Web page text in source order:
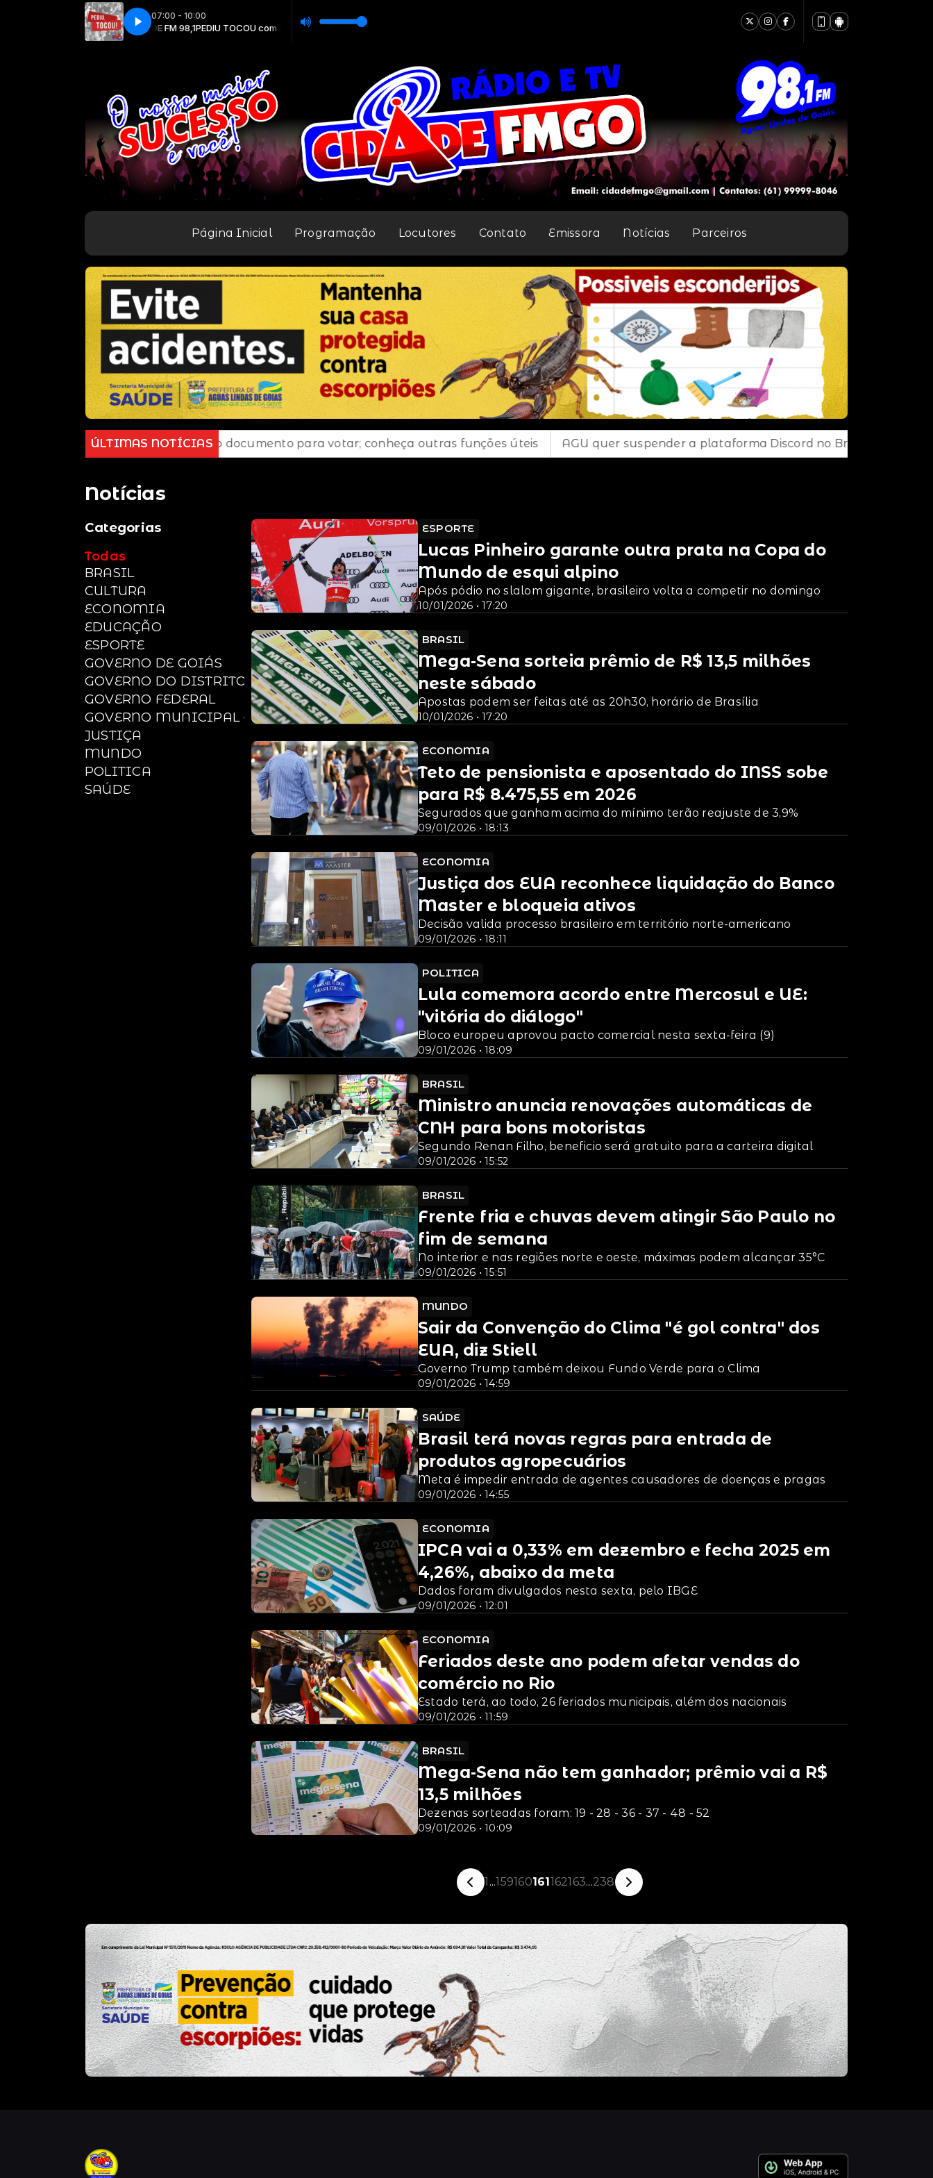
07:00 - 10:00
TOCOU com RADIO CIDADE FM 98,1PEDIU TOCOU com RADIO CIDADE FM 98,1
CIDADE FM CIDADE FM
Página Inicial Programação Locutores Contato Emissora Notícias Parceiros
ÚLTIMAS NOTÍCIAS
E-Título serve como documento para votar; conheça outras funções úteis AGU quer suspender a plataforma Discord no Brasil Agência Nacional
Notícias
Categorias
Todas
BRASIL
CULTURA
ECONOMIA
EDUCAÇÃO
ESPORTE
GOVERNO DE GOIÁS
GOVERNO DO DISTRITO FEDERAL
GOVERNO FEDERAL
GOVERNO MUNICIPAL - Águas Lindas de Goiás
JUSTIÇA
MUNDO
POLITICA
SAÚDE
ESPORTE
10/01/2026 • 17:20
Lucas Pinheiro garante outra prata na Copa do
Mundo de esqui alpino
Após pódio no slalom gigante, brasileiro volta a competir no domingo
BRASIL
10/01/2026 • 17:20
Mega-Sena sorteia prêmio de R$ 13,5 milhões
neste sábado
Apostas podem ser feitas até as 20h30, horário de Brasília
ECONOMIA
09/01/2026 • 18:13
Teto de pensionista e aposentado do INSS sobe
para R$ 8.475,55 em 2026
Segurados que ganham acima do mínimo terão reajuste de 3,9%
ECONOMIA
09/01/2026 • 18:11
Justiça dos EUA reconhece liquidação do Banco
Master e bloqueia ativos
Decisão valida processo brasileiro em território norte-americano
POLITICA
09/01/2026 • 18:09
Lula comemora acordo entre Mercosul e UE:
"vitória do diálogo"
Bloco europeu aprovou pacto comercial nesta sexta-feira (9)
BRASIL
09/01/2026 • 15:52
Ministro anuncia renovações automáticas de
CNH para bons motoristas
Segundo Renan Filho, beneficio será gratuito para a carteira digital
BRASIL
09/01/2026 • 15:51
Frente fria e chuvas devem atingir São Paulo no
fim de semana
No interior e nas regiões norte e oeste, máximas podem alcançar 35°C
MUNDO
09/01/2026 • 14:59
Sair da Convenção do Clima "é gol contra" dos
EUA, diz Stiell
Governo Trump também deixou Fundo Verde para o Clima
SAÚDE
09/01/2026 • 14:55
Brasil terá novas regras para entrada de
produtos agropecuários
Meta é impedir entrada de agentes causadores de doenças e pragas
ECONOMIA
09/01/2026 • 12:01
IPCA vai a 0,33% em dezembro e fecha 2025 em
4,26%, abaixo da meta
Dados foram divulgados nesta sexta, pelo IBGE
ECONOMIA
09/01/2026 • 11:59
Feriados deste ano podem afetar vendas do
comércio no Rio
Estado terá, ao todo, 26 feriados municipais, além dos nacionais
BRASIL
09/01/2026 • 10:09
Mega-Sena não tem ganhador; prêmio vai a R$
13,5 milhões
Dezenas sorteadas foram: 19 - 28 - 36 - 37 - 48 - 52
1 ...159160161 162163...238